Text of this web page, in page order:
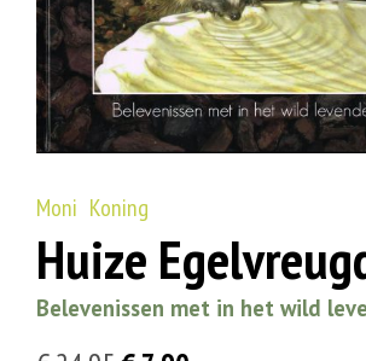
Moni Koning
Huize
Belevenissen met in het wild